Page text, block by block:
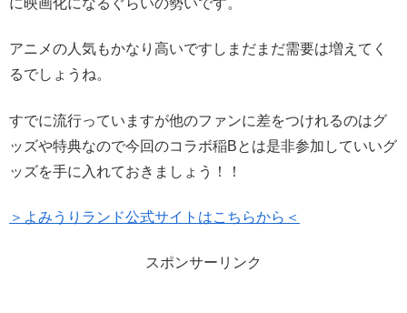
アニメの人気もかなり高いですしまだまだ需要は増えてく
るでしょうね。
すでに流行っていますが他のファンに差をつけれるのはグ
ッズや特典なので今回のコラボ稲Bとは是非参加していいグ
ッズを手に入れておきましょう！！
＞よみうりランド公式サイトはこちらから＜
スポンサーリンク